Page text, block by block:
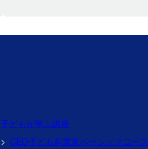
子どもが学ぶ講座
CEO子ども起業家ベーシックコース